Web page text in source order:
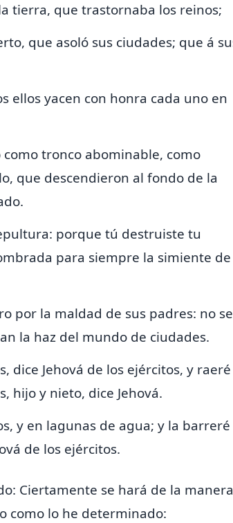
tierra, que trastornaba los reinos;
que asoló sus ciudades; que á
ellos yacen con honra cada uno en
tronco abominable, como
que descendieron al fondo de la
porque tú destruiste tu
para siempre la simiente de
por la maldad de sus padres: no se
la haz del mundo de ciudades.
dice Jehová de los ejércitos, y raeré
hijo y nieto, dice Jehová.
y en lagunas de agua; y la barreré
de los ejércitos.
Ciertamente se hará de la manera
como lo he determinado: